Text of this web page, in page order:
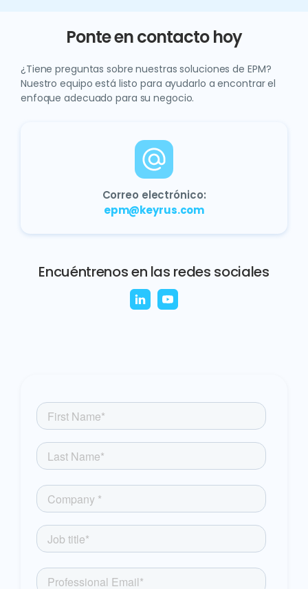
Ponte en contacto hoy
¿Tiene preguntas sobre nuestras soluciones de EPM?
Nuestro equipo está listo para ayudarlo a encontrar el
enfoque adecuado para su negocio.
Correo electrónico:
epm@keyrus.com
Encuéntrenos en las redes sociales